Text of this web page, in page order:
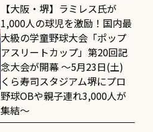
【大阪・堺】ラミレス氏が
1,000人の球児を激励！国内最
大級の学童野球大会「ポップ
アスリートカップ」第20回記
念大会が開幕 〜5月23日(土)
くら寿司スタジアム堺にプロ
野球OBや親子連れ3,000人が
集結〜